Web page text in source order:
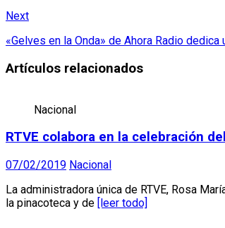
Next
«Gelves en la Onda» de Ahora Radio
Artículos relacionados
Nacional
RTVE colabora en la celebración
07/02/2019 Nacional
La administradora única de RTVE, Rosa
la pinacoteca y de
[leer todo]